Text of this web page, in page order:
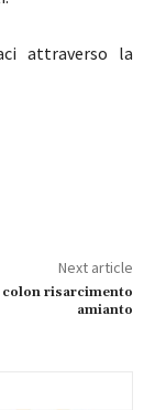
attraverso la
Next article
colon risarcimento
amianto